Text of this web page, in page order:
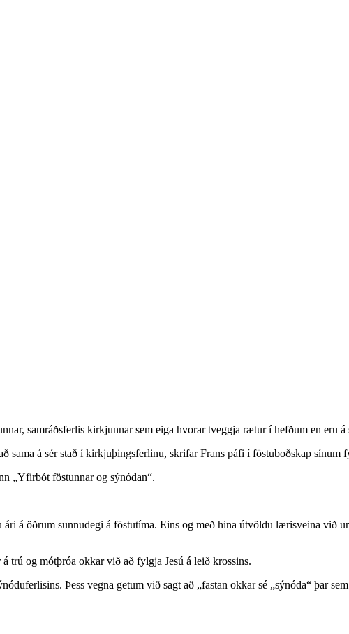
samráðsferlis kirkjunnar sem eiga hvorar tveggja rætur í hefðum en eru
sama á sér stað í kirkjuþingsferlinu, skrifar Frans páfi í föstuboðskap sínum
„Yfirbót föstunnar og sýnódan“.
á öðrum sunnudegi á föstutíma. Eins og með hina útvöldu lærisveina við
trú og mótþróa okkar við að fylgja Jesú á leið krossins.
Þess vegna getum við sagt að „fastan okkar sé „sýnóda“ þar